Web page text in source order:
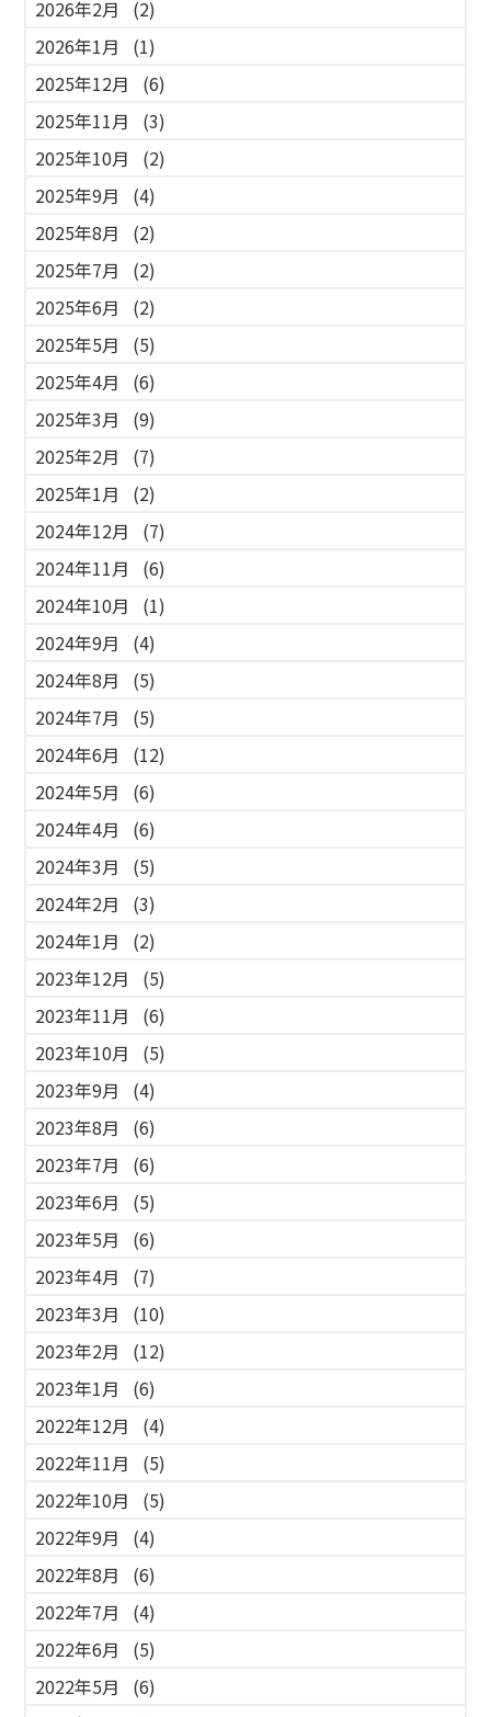
2026年2月
(2)
2026年1月
(1)
2025年12月
(6)
2025年11月
(3)
2025年10月
(2)
2025年9月
(4)
2025年8月
(2)
2025年7月
(2)
2025年6月
(2)
2025年5月
(5)
2025年4月
(6)
2025年3月
(9)
2025年2月
(7)
2025年1月
(2)
2024年12月
(7)
2024年11月
(6)
2024年10月
(1)
2024年9月
(4)
2024年8月
(5)
2024年7月
(5)
2024年6月
(12)
2024年5月
(6)
2024年4月
(6)
2024年3月
(5)
2024年2月
(3)
2024年1月
(2)
2023年12月
(5)
2023年11月
(6)
2023年10月
(5)
2023年9月
(4)
2023年8月
(6)
2023年7月
(6)
2023年6月
(5)
2023年5月
(6)
2023年4月
(7)
2023年3月
(10)
2023年2月
(12)
2023年1月
(6)
2022年12月
(4)
2022年11月
(5)
2022年10月
(5)
2022年9月
(4)
2022年8月
(6)
2022年7月
(4)
2022年6月
(5)
2022年5月
(6)